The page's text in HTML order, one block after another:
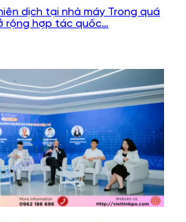
dịch tại nhà máy Trong quá
rộng hợp tác quốc…